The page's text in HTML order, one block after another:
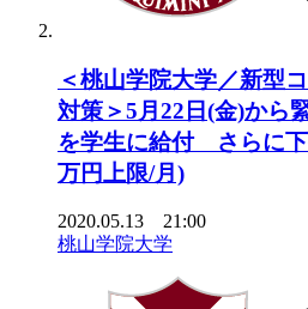
＜桃山学院大学／新型
対策＞5月22日(金)から
を学生に給付 さらに下
万円上限/月)
2020.05.13 21:00
桃山学院大学